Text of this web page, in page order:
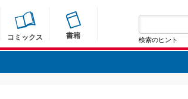
コミックス 書籍 検索のヒント